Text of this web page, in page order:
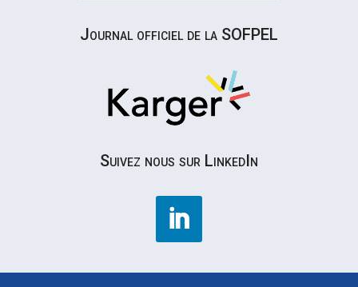
Journal officiel de la SOFPEL
Suivez nous sur LinkedIn